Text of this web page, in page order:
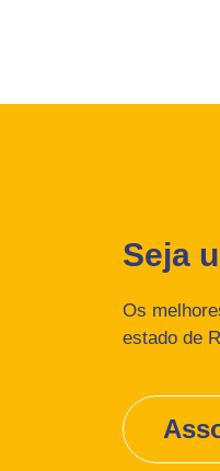
Seja
Os
estado de